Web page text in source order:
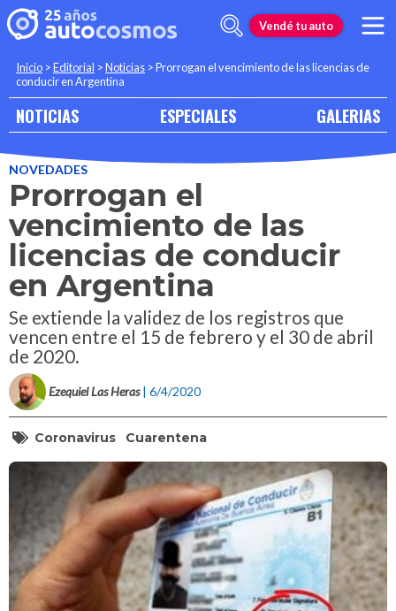
Vendé tu auto
Inicio >Editorial >Noticias >Prorrogan el vencimiento de las licencias de
conducir en Argentina
NOTICIAS ESPECIALES GALERIAS
NOVEDADES
Prorrogan el
vencimiento de las
licencias de conducir
en Argentina
Se extiende la validez de los registros que
vencen entre el 15 de febrero y el 30 de abril
de 2020.
Ezequiel Las Heras | 6/4/2020
Coronavirus Cuarentena